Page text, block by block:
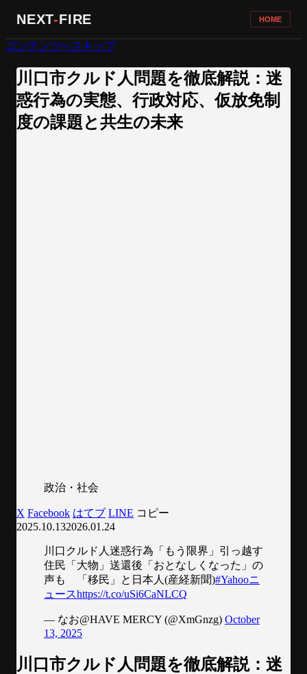
NEXT-FIRE HOME
コンテンツへスキップ
川口市クルド人問題を徹底解説：迷
惑行為の実態、行政対応、仮放免制
度の課題と共生の未来
政治・社会
X Facebook はてブ LINE コピー
2025.10.132026.01.24
川口クルド人迷惑行為「もう限界」引っ越す
住民「大物」送還後「おとなしくなった」の
声も 「移民」と日本人(産経新聞)#Yahooニ
ュースhttps://t.co/uSi6CaNLCQ
— なお@HAVE MERCY (@XmGnzg) October
13, 2025
川口市クルド人問題を徹底解説：迷